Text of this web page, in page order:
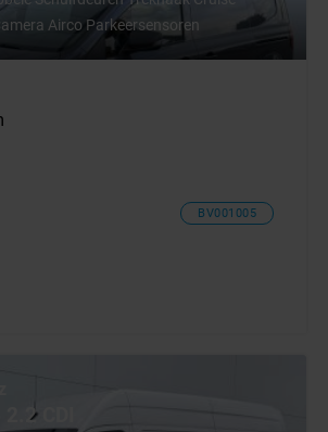
Airco Parkeersensoren
BV001005
CDI